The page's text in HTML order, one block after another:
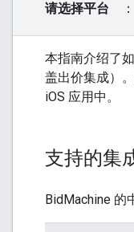
请选择平台 ：
本指南介绍了
盖出价集成）
iOS 应用中。
支持的集
BidMachine 的